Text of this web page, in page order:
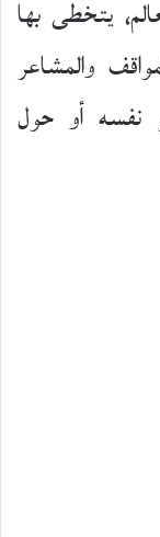
يتخطى بها
والمشاعر
نفسه أو حول